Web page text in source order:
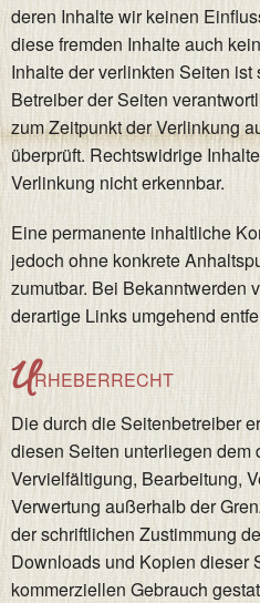
deren Inhalte wir keinen
diese fremden Inhalte auch
Inhalte der verlinkten Seiten
Betreiber der Seiten
zum Zeitpunkt der Verlinkung
überprüft. Rechtswidrige
Verlinkung nicht erkennbar.
Eine permanente inhaltliche
jedoch ohne konkrete
zumutbar. Bei Bekanntwerden
derartige Links umgehend
URHEBERRECHT
Die durch die Seitenbetreiber
diesen Seiten unterliegen dem
Vervielfältigung, Bearbeitung,
Verwertung außerhalb der
der schriftlichen Zustimmung
Downloads und Kopien dieser
kommerziellen Gebrauch